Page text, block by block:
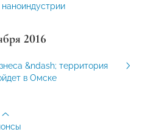
2016
&ndash; территория
в Омске